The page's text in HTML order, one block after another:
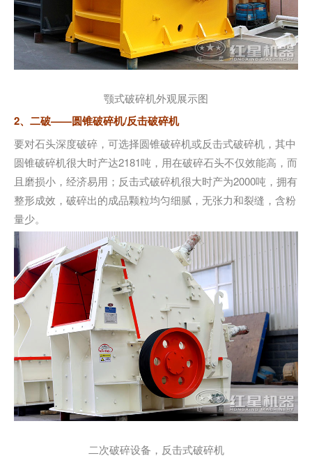
颚式破碎机外观展示图
2、二破——圆锥破碎机/反击破碎机
要对石头深度破碎，可选择圆锥破碎机或反击式破碎机，其中
圆锥破碎机很大时产达2181吨，用在破碎石头不仅效能高，而
且磨损小，经济易用；反击式破碎机很大时产为2000吨，拥有
整形成效，破碎出的成品颗粒均匀细腻，无张力和裂缝，含粉
量少。
二次破碎设备，反击式破碎机